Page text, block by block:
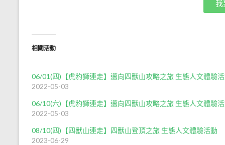
我
相關活動
06/01(四)【虎豹獅連走】邁向四獸山攻略之旅 生態人文體驗
2022-05-03
06/10(六)【虎豹獅連走】邁向四獸山攻略之旅 生態人文體驗
2022-05-03
08/10(四)【四獸山連走】四獸山登頂之旅 生態人文體驗活動
2023-06-29